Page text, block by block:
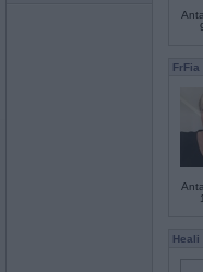
FrFia
Heali